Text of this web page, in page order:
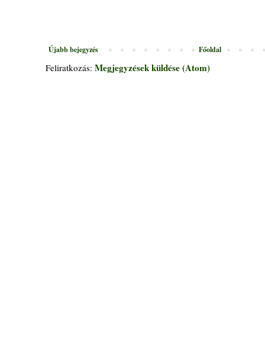
Újabb bejegyzés Főoldal
Feliratkozás: Megjegyzések küldése (Atom)